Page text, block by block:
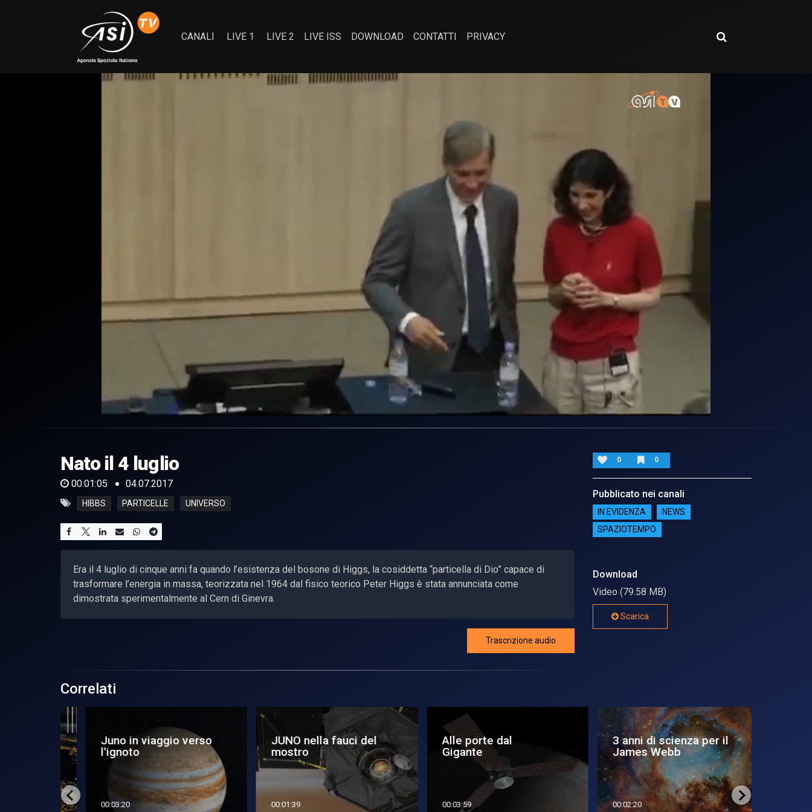
CANALI LIVE 1 LIVE 2 LIVE ISS DOWNLOAD CONTATTI PRIVACY
of
5
secondsVolume
0%
Nato il 4 luglio
00:01:05 04.07.2017
HIBBS PARTICELLE UNIVERSO
Era il 4 luglio di cinque anni fa quando l’esistenza del bosone di Higgs, la cosiddetta “particella di Dio” capace di
trasformare l’energia in massa, teorizzata nel 1964 dal fisico teorico Peter Higgs è stata annunciata come
dimostrata sperimentalmente al Cern di Ginevra.
Trascrizione audio
0 0
Pubblicato nei canali
IN EVIDENZA
NEWS
SPAZIOTEMPO
Download
Video (79.58 MB)
Scarica
Correlati
Juno in viaggio verso
l'ignoto
00:03:20
JUNO nella fauci del
mostro
00:01:39
Alle porte dal
Gigante
00:03:59
3 anni di scienza per il
James Webb
00:02:20